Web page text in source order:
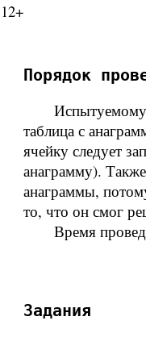
12+
Порядок
Испытуемому
таблица с
ячейку следует
анаграмму).
анаграммы,
то, что он смог
Время
Задания